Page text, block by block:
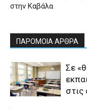
στην Καβάλα
ΠΑΡΟΜΟΙΑ ΑΡΘΡΑ
Σε
στις